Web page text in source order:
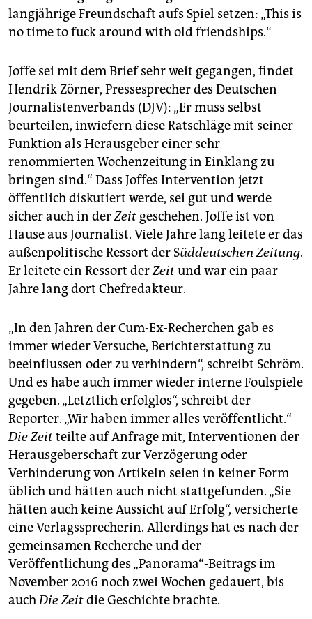
langjährige Freundschaft aufs Spiel ­setzen: „This is
no time to fuck around with old friendships.“
Joffe sei mit dem Brief sehr weit gegangen, findet
Hendrik Zörner, Pressesprecher des Deutschen
Journalistenverbands (DJV): „Er muss selbst
beurteilen, inwiefern diese Ratschläge mit seiner
Funktion als Herausgeber einer sehr
renommierten Wochenzeitung in Einklang zu
bringen sind.“ Dass Joffes Intervention jetzt
öffentlich diskutiert werde, sei gut und werde
sicher auch in derZeit geschehen. Joffe ist von
Hause aus Journalist. Viele Jahre lang leitete er das
außenpolitische Ressort der Süddeutschen Zeitung.
Er leitete ein Ressort derZeitund war ein paar
Jahre lang dort Chefredakteur.
„In den Jahren der Cum-Ex-Recherchen gab es
immer wieder Versuche, Berichterstattung zu
beeinflussen oder zu verhindern“, schreibt Schröm.
Und es habe auch immer wieder interne Foulspiele
gegeben. „Letztlich erfolglos“, schreibt der
Reporter. „Wir haben immer alles veröffentlicht.“
Die Zeitteilte auf Anfrage mit, Interventionen der
Herausgeberschaft zur Verzögerung oder
Verhinderung von Artikeln seien in keiner Form
üblich und hätten auch nicht stattgefunden. „Sie
hätten auch keine Aussicht auf Erfolg“, versicherte
eine Verlagssprecherin. Allerdings hat es nach der
gemeinsamen Recherche und der
Veröffentlichung des „Panorama“-Beitrags im
November 2016 noch zwei Wochen gedauert, bis
auchDie Zeitdie Geschichte brachte.